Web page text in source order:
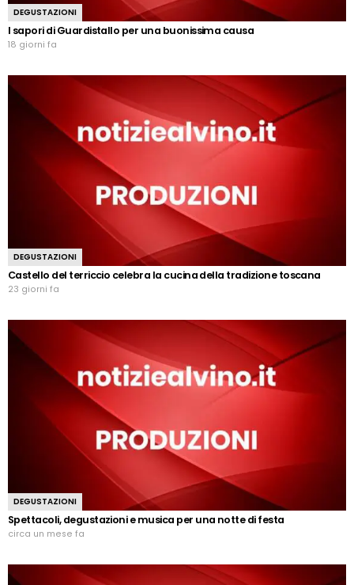
DEGUSTAZIONI
I sapori di Guardistallo per una buonissima causa
18 giorni fa
DEGUSTAZIONI
Castello del terriccio celebra la cucina della tradizione toscana
23 giorni fa
DEGUSTAZIONI
Spettacoli, degustazioni e musica per una notte di festa
circa un mese fa